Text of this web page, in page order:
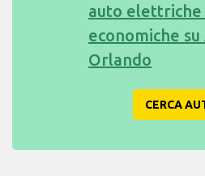
auto elettriche
economiche
Orlando
CERCA